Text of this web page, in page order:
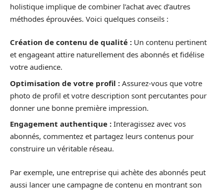
holistique implique de combiner l’achat avec d’autres
méthodes éprouvées. Voici quelques conseils :
Création de contenu de qualité : Un contenu pertinent
et engageant attire naturellement des abonnés et fidélise
votre audience.
Optimisation de votre profil : Assurez-vous que votre
photo de profil et votre description sont percutantes pour
donner une bonne première impression.
Engagement authentique : Interagissez avec vos
abonnés, commentez et partagez leurs contenus pour
construire un véritable réseau.
Par exemple, une entreprise qui achète des abonnés peut
aussi lancer une campagne de contenu en montrant son